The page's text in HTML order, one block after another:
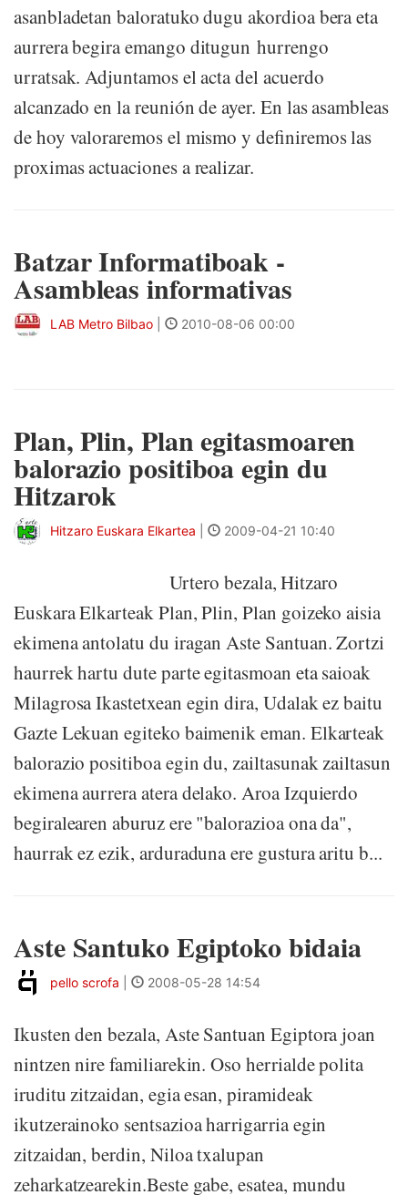
asanbladetan baloratuko dugu akordioa bera eta
aurrera begira emango ditugun hurrengo
urratsak. Adjuntamos el acta del acuerdo
alcanzado en la reunión de ayer. En las asambleas
de hoy valoraremos el mismo y definiremos las
proximas actuaciones a realizar.
Batzar Informatiboak -
Asambleas informativas
LAB Metro Bilbao 2010-08-06 00:00
Plan, Plin, Plan egitasmoaren
balorazio positiboa egin du
Hitzarok
Hitzaro Euskara Elkartea 2009-04-21 10:40
Urtero bezala, Hitzaro
Euskara Elkarteak Plan, Plin, Plan goizeko aisia
ekimena antolatu du iragan Aste Santuan. Zortzi
haurrek hartu dute parte egitasmoan eta saioak
Milagrosa Ikastetxean egin dira, Udalak ez baitu
Gazte Lekuan egiteko baimenik eman. Elkarteak
balorazio positiboa egin du, zailtasunak zailtasun
ekimena aurrera atera delako. Aroa Izquierdo
begiralearen aburuz ere "balorazioa ona da",
haurrak ez ezik, arduraduna ere gustura aritu b...
Aste Santuko Egiptoko bidaia
pello scrofa 2008-05-28 14:54
Ikusten den bezala, Aste Santuan Egiptora joan
nintzen nire familiarekin. Oso herrialde polita
iruditu zitzaidan, egia esan, piramideak
ikutzerainoko sentsazioa harrigarria egin
zitzaidan, berdin, Niloa txalupan
zeharkatzearekin.Beste gabe, esatea, mundu